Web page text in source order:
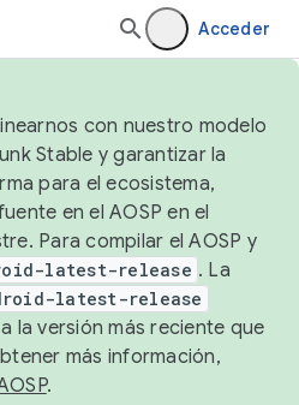
Acceder
con nuestro modelo
Stable y garantizar la
para el ecosistema,
en el AOSP en el
Para compilar el AOSP y
latest-release . La
latest-release
la versión más reciente que
más información,
.